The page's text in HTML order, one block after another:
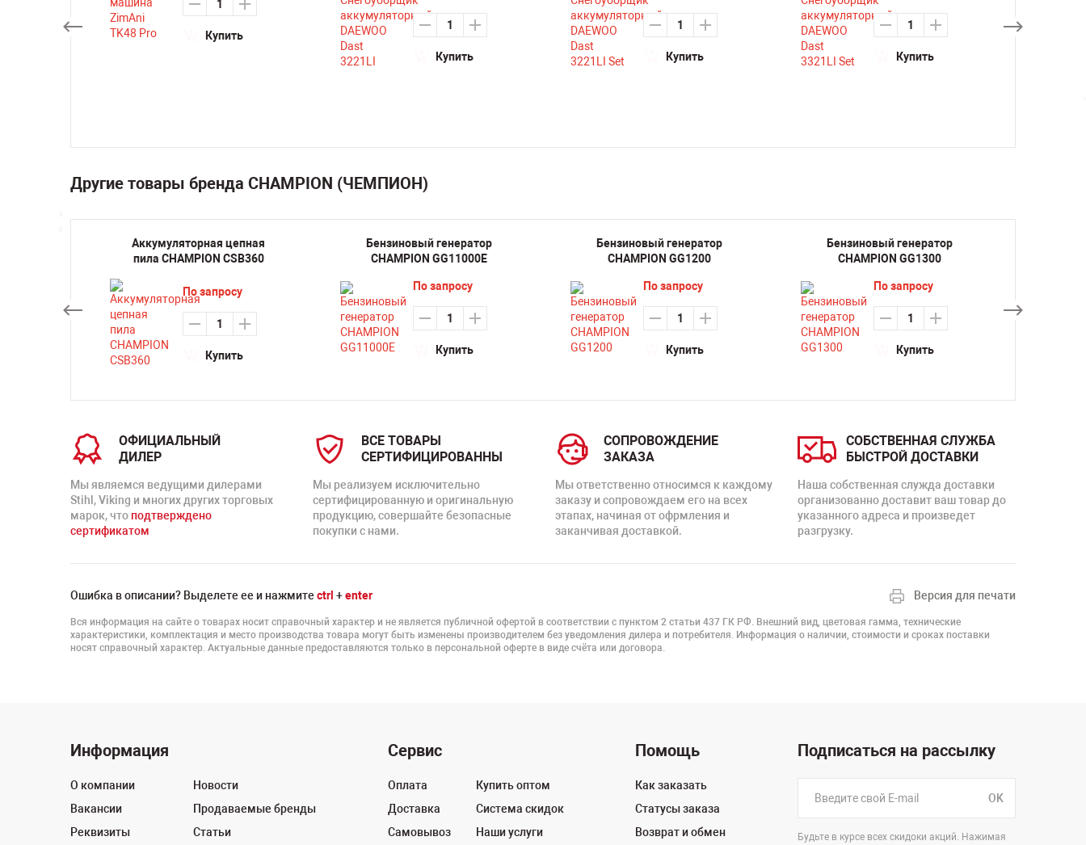
Купить
Купить Купить Купить
Другие товары бренда CHAMPION (ЧЕМПИОН)
Аккумуляторная цепная
пила CHAMPION CSB360
По запросу
Купить
Бензиновый генератор
CHAMPION GG11000E
По запросу
Купить
Бензиновый генератор
CHAMPION GG1200
По запросу
Купить
Бензиновый генератор
CHAMPION GG1300
По запросу
Купить
ОФИЦИАЛЬНЫЙ
ДИЛЕР
Мы являемся ведущими дилерами
Stihl, Viking и многих других торговых
марок, что подтверждено
сертификатом
ВСЕ ТОВАРЫ
СЕРТИФИЦИРОВАННЫ
Мы реализуем исключительно
сертифицированную и оригинальную
продукцию, совершайте безопасные
покупки с нами.
СОПРОВОЖДЕНИЕ
ЗАКАЗА
Мы ответственно относимся к каждому
заказу и сопровождаем его на всех
этапах, начиная от офрмления и
заканчивая доставкой.
СОБСТВЕННАЯ СЛУЖБА
БЫСТРОЙ ДОСТАВКИ
Наша собственная служда доставки
организованно доставит ваш товар до
указанного адреса и произведет
разгрузку.
Ошибка в описании? Выделете ее и нажмите ctrl +enter Версия для печати
Вся информация на сайте о товарах носит справочный характер и не является публичной офертой в соответствии с пунктом 2 статьи 437 ГК РФ. Внешний вид, цветовая гамма, технические
характеристики, комплектация и место производства товара могут быть изменены производителем без уведомления дилера и потребителя. Информация о наличии, стоимости и сроках поставки
носят справочный характер. Актуальные данные предоставляются только в персональной оферте в виде счёта или договора.
Информация
О компании
Вакансии
Реквизиты
Новости
Продаваемые бренды
Статьи
Сервис
Оплата
Доставка
Самовывоз
Купить оптом
Система скидок
Наши услуги
Помощь
Как заказать
Статусы заказа
Возврат и обмен
Подписаться на рассылку
OK
Будьте в курсе всех скидоки акций. Нажимая